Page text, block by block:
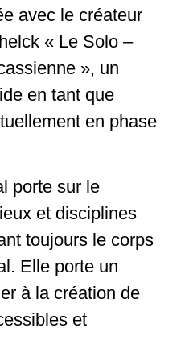
avec le créateur
« Le Solo –
», un
en tant que
en phase
porte sur le
et disciplines
toujours le corps
Elle porte un
à la création de
et